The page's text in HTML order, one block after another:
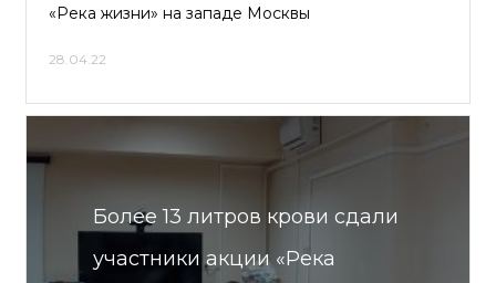
«Река жизни» на западе Москвы
28.04.22
Более 13 литров крови сдали
участники акции «Река